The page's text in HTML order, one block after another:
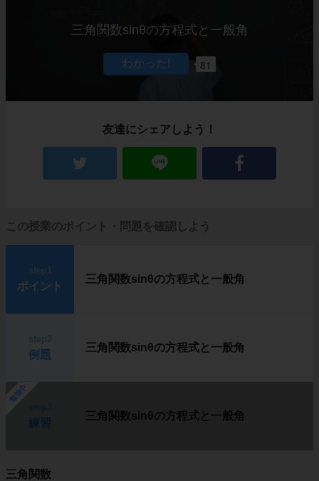
三角関数sinθの方程式と一般角
81
友達にシェアしよう！
この授業のポイント・問題を確認しよう
ポイント
三角関数sinθの方程式と一般角
例題
三角関数sinθの方程式と一般角
勉強中
三角関数sinθの方程式と一般角
三角関数